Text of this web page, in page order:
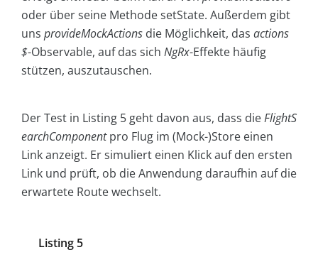
oder über seine Methode setState. Außerdem gibt
uns provideMockActions die Möglichkeit, das actions
$-Observable, auf das sich NgRx-Effekte häufig
stützen, auszutauschen.
Der Test in Listing 5 geht davon aus, dass dieFlightS
earchComponentpro Flug im (Mock-)Store einen
Link anzeigt. Er simuliert einen Klick auf den ersten
Link und prüft, ob die Anwendung daraufhin auf die
erwartete Route wechselt.
Listing 5